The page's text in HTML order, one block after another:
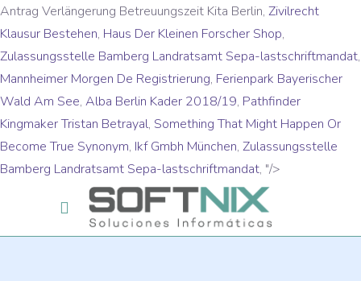
Antrag Verlängerung Betreuungszeit Kita Berlin, Zivilrecht
Klausur Bestehen, Haus Der Kleinen Forscher Shop,
Zulassungsstelle Bamberg Landratsamt Sepa-lastschriftmandat,
Mannheimer Morgen De Registrierung, Ferienpark Bayerischer
Wald Am See, Alba Berlin Kader 2018/19, Pathfinder
Kingmaker Tristan Betrayal, Something That Might Happen Or
Become True Synonym, Ikf Gmbh München, Zulassungsstelle
Bamberg Landratsamt Sepa-lastschriftmandat, "/>